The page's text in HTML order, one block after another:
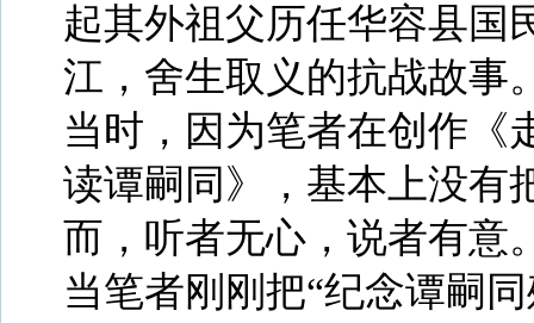
起其外祖父历任华容县
江，舍生取义的抗战故事
当时，因为笔者在创作《
读谭嗣同》，基本上没有
而，听者无心，说者有意
当笔者刚刚把“纪念谭嗣